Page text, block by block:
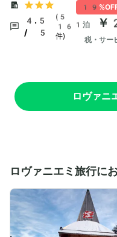
4.5
/ 5
(5
16
件)
1泊
税・サ
ロヴァニ
ロヴァニエミ旅行に